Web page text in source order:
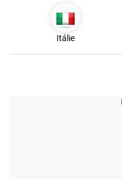
Itálie